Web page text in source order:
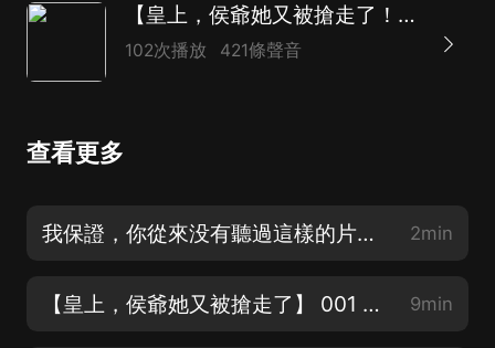
【皇上，侯爺她又被搶走了！】爆笑|宮鬥權謀|青梅竹馬
102次播放 421條聲音
查看更多
我保證，你從來没有聽過這樣的片花！ 2min
【皇上，侯爺她又被搶走了】 001 開局進天牢 9min